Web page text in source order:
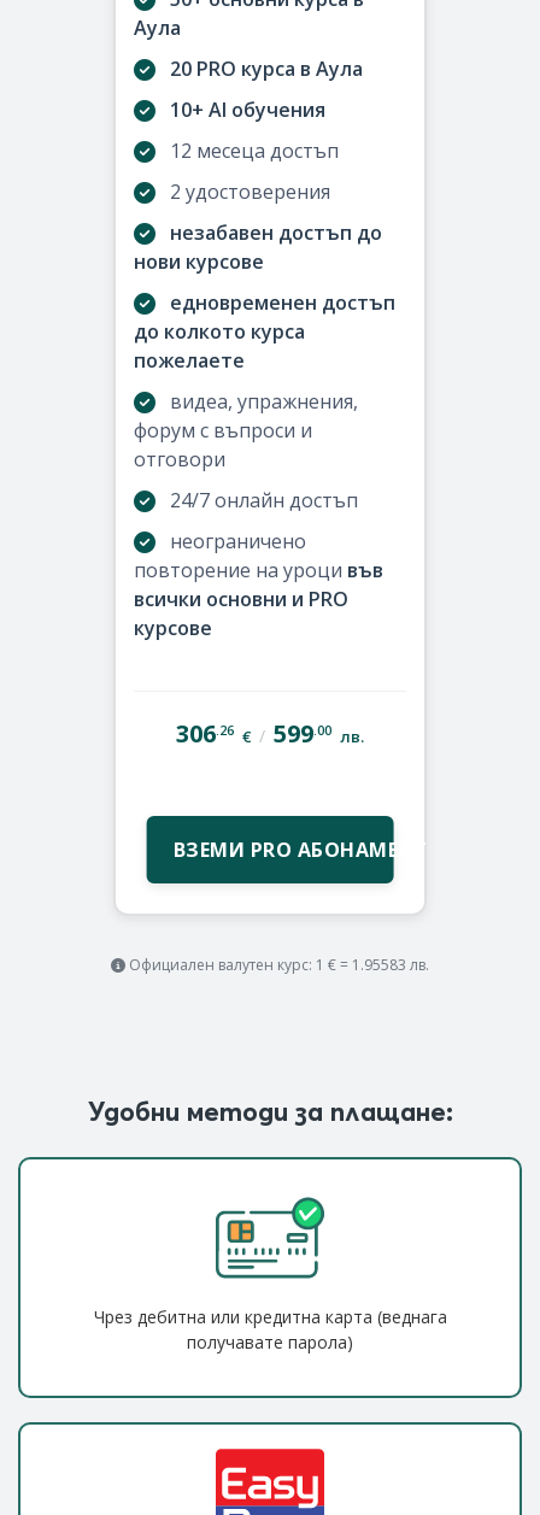
Аула
20 PRO курса в Аула
10+ AI обучения
12 месеца достъп
2 удостоверения
незабавен достъп до
нови курсове
едновременен достъп
до колкото курса
пожелаете
видеа, упражнения,
форум с въпроси и
отговори
24/7 онлайн достъп
неограничено
повторение на уроци във
всички основни и PRO
курсове
306 .26 € / 599 .00 лв.
ВЗЕМИ PRO АБОНАМЕНТ
Официален валутен курс: 1 € = 1.95583 лв.
Удобни методи за плащане:
Чрез дебитна или кредитна карта (веднага
получавате парола)